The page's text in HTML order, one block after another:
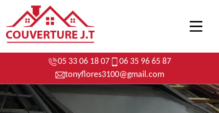
05 33 06 18 07
06 35 96 65 87
tonyflores3100@gmail.com